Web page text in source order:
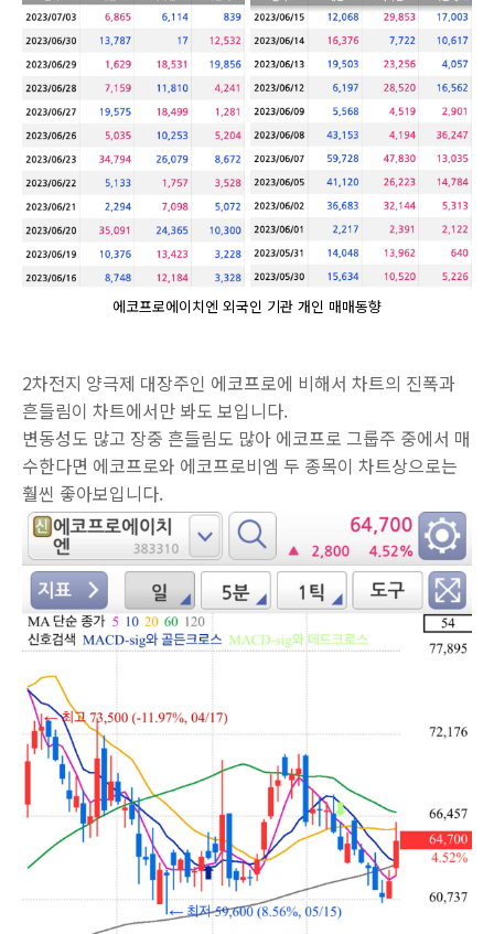
에코프로에이치엔 외국인 기관 개인 매매동향
2차전지 양극제 대장주인 에코프로에 비해서 차트의 진폭과
흔들림이 차트에서만 봐도 보입니다.
변동성도 많고 장중 흔들림도 많아 에코프로 그룹주 중에서 매
수한다면 에코프로와 에코프로비엠 두 종목이 차트상으로는
훨씬 좋아보입니다.